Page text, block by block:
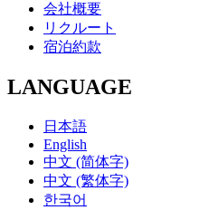
会社概要
リクルート
宿泊約款
LANGUAGE
日本語
English
中文 (简体字)
中文 (繁体字)
한국어